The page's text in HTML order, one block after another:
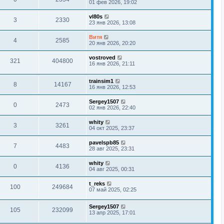
01 фев 2026, 19:02
3 2330
vl80s
23 янв 2026, 13:08
4 2585
Витя
20 янв 2026, 20:20
321 404800
vostroved
16 янв 2026, 21:11
8 14167
trainsim1
16 янв 2026, 12:53
0 2473
Sergey1507
02 янв 2026, 22:40
3 3261
whity
04 окт 2025, 23:37
7 4483
pavelspb85
28 авг 2025, 23:31
0 4136
whity
04 авг 2025, 00:31
100 249684
t_reks
07 май 2025, 02:25
105 232099
Sergey1507
13 апр 2025, 17:01